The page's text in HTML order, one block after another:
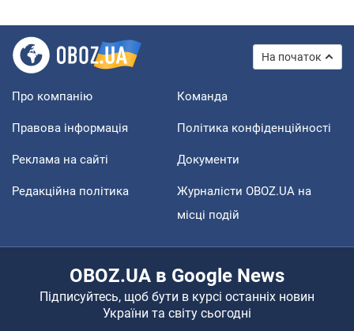
На початок
Про компанію Команда
Правова інформація Політика конфіденційності
Реклама на сайті Документи
Редакційна політика
Журналісти OBOZ.UA на
місці подій
OBOZ.UA в Google News
Підписуйтесь, щоб бути в курсі останніх новин
України та світу сьогодні